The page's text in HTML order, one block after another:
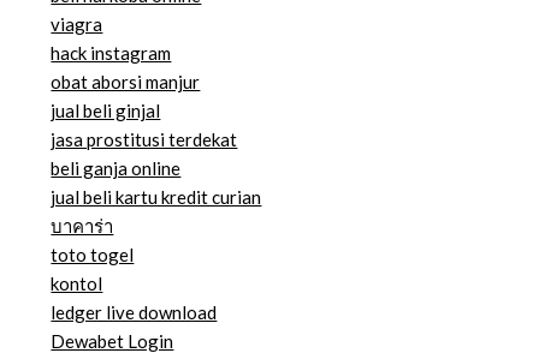
viagra
hack instagram
obat aborsi manjur
jual beli ginjal
jasa prostitusi terdekat
beli ganja online
jual beli kartu kredit curian
บาคาร่า
toto togel
kontol
ledger live download
Dewabet Login